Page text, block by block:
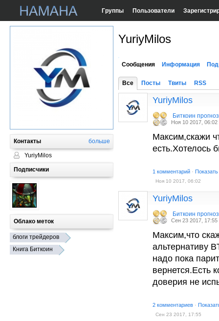
Группы Пользователи
Контакты больше
YuriyMilos
Подписчики
Облако меток
блоги трейдеров
Книга Биткоин
YuriyMilos
Сообщения Информация
Все Посты Твиты RSS
YuriyMilos
Биткоин
Ноя 10 2017, 06:02
Максим,скажи
есть.Хотелось
1 комментарий ·
Ноя 10 2017, 06:02
YuriyMilos
Биткоин
Сен 23 2017, 17:55
Максим,что
альтернативу
надо пока
вернется.Есть
доверия не
2 комментариев ·
Сен 23 2017, 17:55